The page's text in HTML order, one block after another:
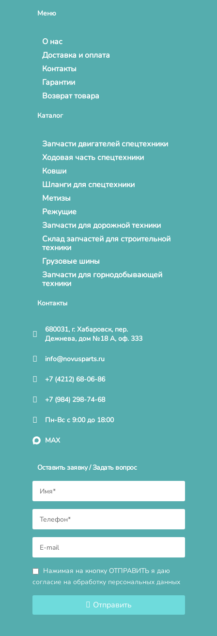
Меню
О нас
Доставка и оплата
Контакты
Гарантии
Возврат товара
Каталог
Запчасти двигателей спецтехники
Ходовая часть спецтехники
Ковши
Шланги для спецтехники
Метизы
Режущие
Запчасти для дорожной техники
Склад запчастей для строительной
техники
Грузовые шины
Запчасти для горнодобывающей
техники
Контакты
680031, г. Хабаровск, пер.
Дежнева, дом №18 А, оф. 333
info@novusparts.ru
+7 (4212) 68-06-86
+7 (984) 298-74-68
Пн-Вс с 9:00 до 18:00
MAX
Оставить заявку / Задать вопрос
Нажимая на кнопку ОТПРАВИТЬ я даю
согласие на обработку персональных данных
Отправить